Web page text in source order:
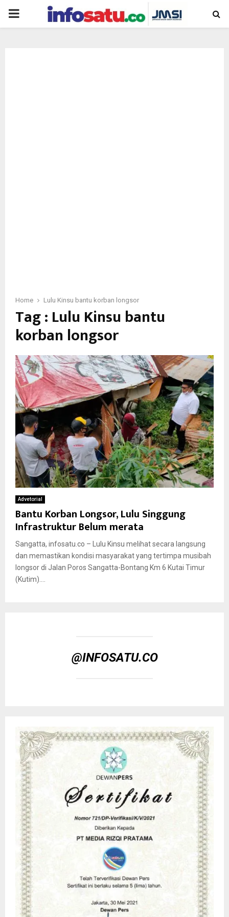
PRIMARY
Home Lulu Kinsu bantu korban longsor
Tag : Lulu Kinsu bantu
korban longsor
Advetorial
Bantu Korban Longsor, Lulu Singgung
Infrastruktur Belum merata
Sangatta, infosatu.co – Lulu Kinsu melihat secara langsung
dan memastikan kondisi masyarakat yang tertimpa musibah
longsor di Jalan Poros Sangatta-Bontang Km 6 Kutai Timur
(Kutim)....
@INFOSATU.CO